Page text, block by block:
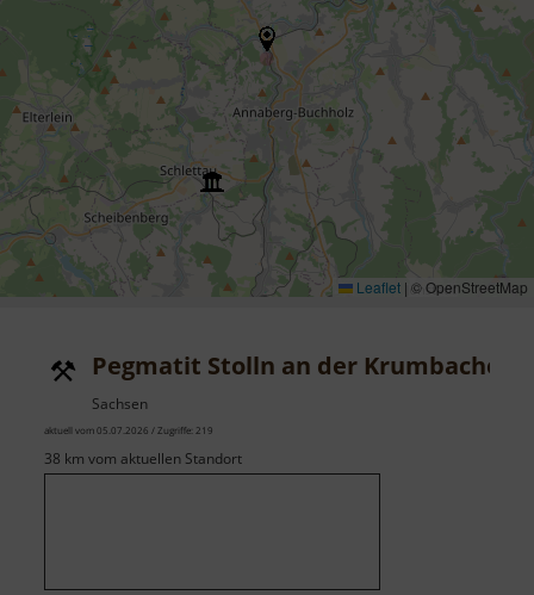
Leaflet | © OpenStreetMap
Pegmatit Stolln an der Krumbacher
Sachsen
aktuell vom 05.07.2026 / Zugriffe: 219
38 km vom aktuellen Standort